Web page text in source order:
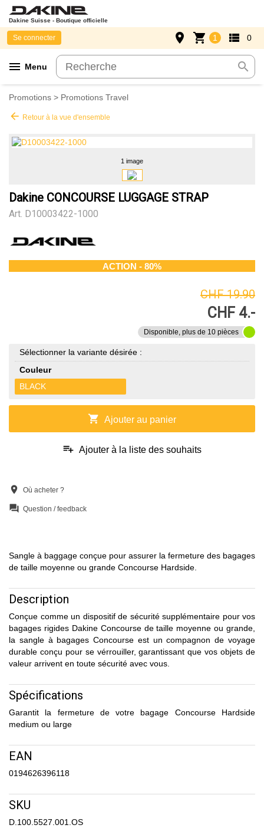
Dakine Suisse - Boutique officielle
menu Menu search
Se connecter place shopping_cart 1 view_list 0
Promotions > Promotions Travel
arrow_back Retour à la vue d'ensemble
1 image
Dakine CONCOURSE LUGGAGE STRAP
Art. D10003422-1000
ACTION - 80%
CHF 19.90
CHF 4.-
Disponible, plus de 10 pièces
Sélectionner la variante désirée :
Couleur
BLACK
shopping_cart Ajouter au panier
playlist_add Ajouter à la liste des souhaits
location_on Où acheter ?
question_answer Question / feedback
Sangle à baggage conçue pour assurer la fermeture des bagages
de taille moyenne ou grande Concourse Hardside.
Description
Conçue comme un dispositif de sécurité supplémentaire pour vos
bagages rigides Dakine Concourse de taille moyenne ou grande,
la sangle à bagages Concourse est un compagnon de voyage
durable conçu pour se vérrouiller, garantissant que vos objets de
valeur arrivent en toute sécurité avec vous.
Spécifications
Garantit la fermeture de votre bagage Concourse Hardside
medium ou large
EAN
0194626396118
SKU
D.100.5527.001.OS